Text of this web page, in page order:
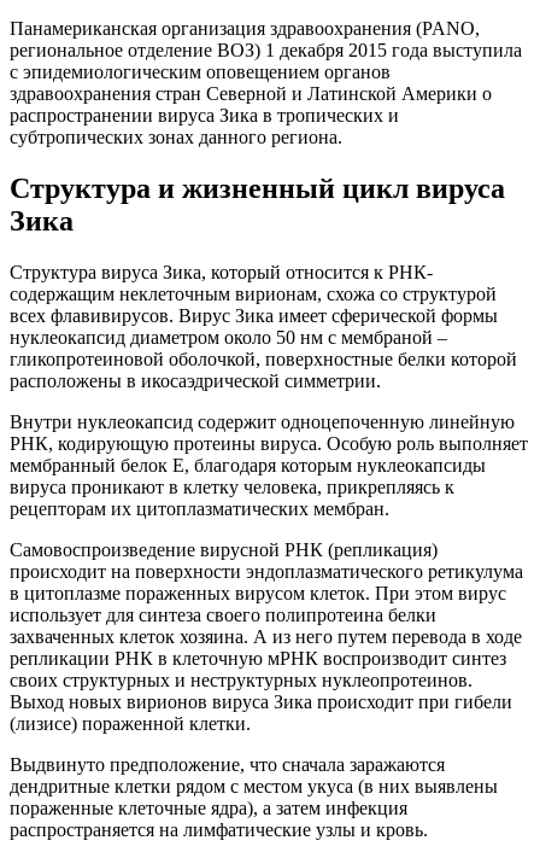
Панамериканская организация здравоохранения (PANO,
региональное отделение ВОЗ) 1 декабря 2015 года выступила
с эпидемиологическим оповещением органов
здравоохранения стран Северной и Латинской Америки о
распространении вируса Зика в тропических и
субтропических зонах данного региона.
Структура и жизненный цикл вируса
Зика
Структура вируса Зика, который относится к РНК-
содержащим неклеточным вирионам, схожа со структурой
всех флавивирусов. Вирус Зика имеет сферической формы
нуклеокапсид диаметром около 50 нм с мембраной –
гликопротеиновой оболочкой, поверхностные белки которой
расположены в икосаэдрической симметрии.
Внутри нуклеокапсид содержит одноцепоченную линейную
РНК, кодирующую протеины вируса. Особую роль выполняет
мембранный белок Е, благодаря которым нуклеокапсиды
вируса проникают в клетку человека, прикрепляясь к
рецепторам их цитоплазматических мембран.
Самовоспроизведение вирусной РНК (репликация)
происходит на поверхности эндоплазматического ретикулума
в цитоплазме пораженных вирусом клеток. При этом вирус
использует для синтеза своего полипротеина белки
захваченных клеток хозяина. А из него путем перевода в ходе
репликации РНК в клеточную мРНК воспроизводит синтез
своих структурных и неструктурных нуклеопротеинов.
Выход новых вирионов вируса Зика происходит при гибели
(лизисе) пораженной клетки.
Выдвинуто предположение, что сначала заражаются
дендритные клетки рядом с местом укуса (в них выявлены
пораженные клеточные ядра), а затем инфекция
распространяется на лимфатические узлы и кровь.